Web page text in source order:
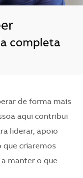
completa
de forma mais
aqui contribui
liderar, apoio
que criaremos
manter o que